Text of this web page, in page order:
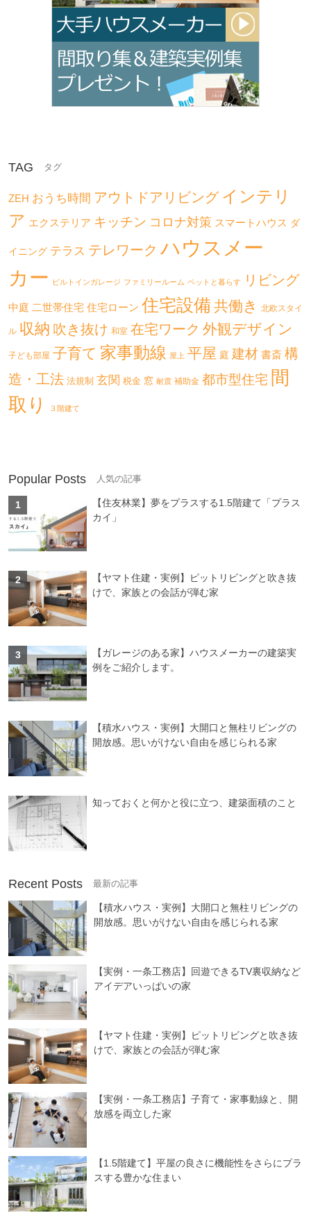
TAG
ZEH おうち時間 アウトドアリビング インテリ
ア エクステリア キッチン コロナ対策 スマートハウス ダ
イニング テラス テレワーク ハウスメー
カー
ビルトインガレージ ファミリールーム ペットと暮らす リビング
中庭 二世帯住宅 住宅ローン 住宅設備 共働き 北欧スタイ
ル 収納 吹き抜け 和室 在宅ワーク 外観デザイン
子ども部屋 子育て 家事動線 屋上 平屋 庭 建材 書斎 構
造・工法 法規制 玄関 税金 窓 耐震 補助金 都市型住宅 間
取り
３階建て
Popular Posts
【住友林業】夢をプラスする1.5階建て「プラス
カイ」
【ヤマト住建・実例】ピットリビングと吹き抜
けで、家族との会話が弾む家
【ガレージのある家】ハウスメーカーの建築実
例をご紹介します。
【積水ハウス・実例】大開口と無柱リビングの
開放感。思いがけない自由を感じられる家
知っておくと何かと役に立つ、建築面積のこと
Recent Posts
【積水ハウス・実例】大開口と無柱リビングの
開放感。思いがけない自由を感じられる家
【実例・一条工務店】回遊できるTV裏収納など
アイデアいっぱいの家
【ヤマト住建・実例】ピットリビングと吹き抜
けで、家族との会話が弾む家
【実例・一条工務店】子育て・家事動線と、開
放感を両立した家
【1.5階建て】平屋の良さに機能性をさらにプラ
スする豊かな住まい